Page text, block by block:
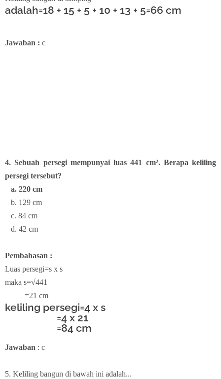
adalah=18 + 15 + 5 + 10 + 13 + 5=66 cm
Jawaban : c
4. Sebuah persegi mempunyai luas 441 cm². Berapa keliling
persegi tersebut?
a. 220 cm
b. 129 cm
c. 84 cm
d. 42 cm
Pembahasan :
Luas persegi=s x s
maka s=√441
=21 cm
keliling persegi=4 x s
=4 x 21
=84 cm
Jawaban : c
5. Keliling bangun di bawah ini adalah...